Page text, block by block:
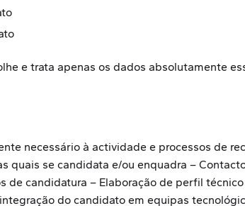
e trata apenas os dados absolutamente
necessário à actividade e processos de
quais se candidata e/ou enquadra –
de candidatura – Elaboração de perfil
do candidato em equipas